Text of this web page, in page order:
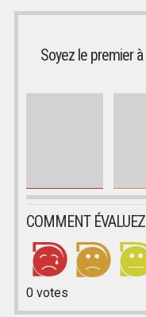
Soyez le premier
COMMENT
0votes